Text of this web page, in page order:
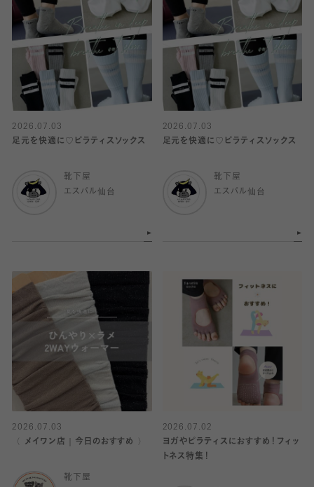
2026.07.03
足元を快適に♡ピラティスソックス
靴下屋
エスパル仙台
2026.07.03
足元を快適に♡ピラティスソックス
靴下屋
エスパル仙台
2026.07.03
〈 メイワン店｜今日のおすすめ 〉
靴下屋
2026.07.02
ヨガやピラティスにおすすめ！フィッ
トネス特集！